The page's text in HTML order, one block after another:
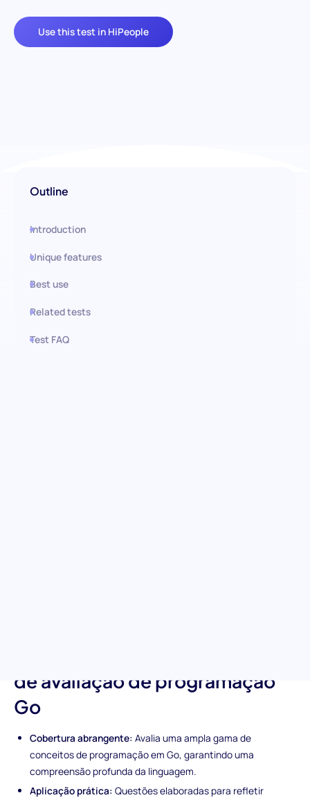
Use this test in HiPeople
Outline
Introduction
Unique features
Best use
Related tests
Test FAQ
de avaliação de programação
Go
Cobertura abrangente: Avalia uma ampla gama de
conceitos de programação em Go, garantindo uma
compreensão profunda da linguagem.
Aplicação prática: Questões elaboradas para refletir